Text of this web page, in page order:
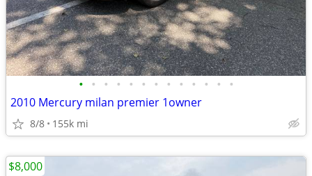
• • • • • • • • • • • • •
2010 Mercury milan premier 1owner
8/8 155k mi
$8,000